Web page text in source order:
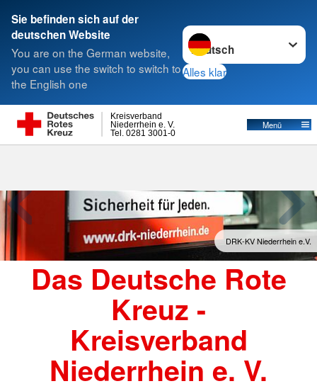
Sie befinden sich auf der
deutschen Website
You are on the German website,
you can use the switch to switch to
the English one
Sprache wechseln zu
Alles klar
Tel. 0281 3001-0
Niederrhein e. V.
Kreisverband
Menü
Suche
Das Deutsche Rote
Kreuz -
Kreisverband
Niederrhein e. V.